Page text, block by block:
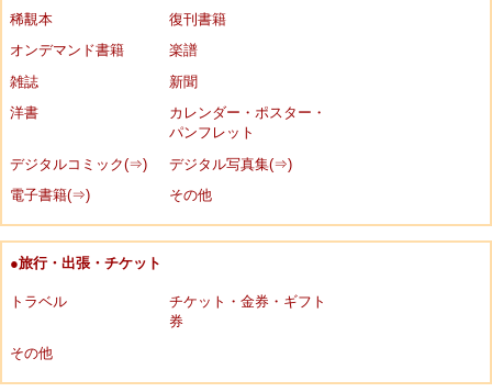
稀覯本
復刊書籍
オンデマンド書籍
楽譜
雑誌
新聞
洋書
カレンダー・ポスター・
パンフレット
デジタルコミック(⇒)
デジタル写真集(⇒)
電子書籍(⇒)
その他
●旅行・出張・チケット
トラベル
チケット・金券・ギフト
券
その他